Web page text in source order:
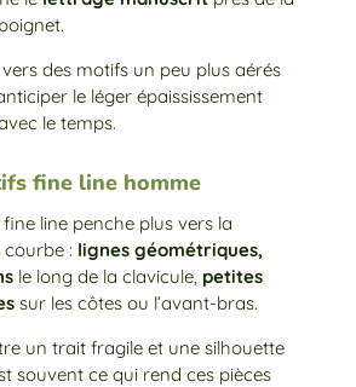
des motifs un peu plus aérés
le léger épaississement
le temps.
fine line homme
line penche plus vers la
: lignes géométriques,
le long de la clavicule, petites
sur les côtes ou l’avant-bras.
un trait fragile et une silhouette
souvent ce qui rend ces pièces